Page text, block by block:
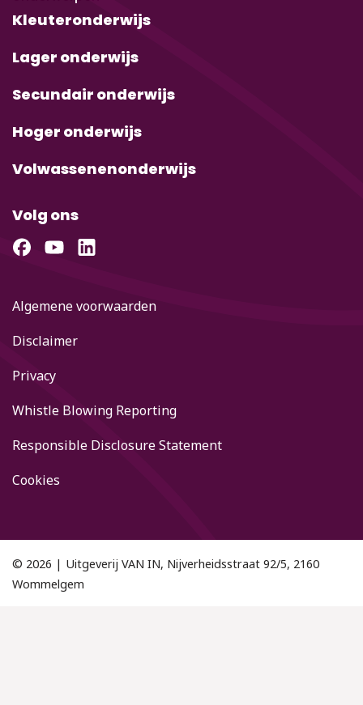
Kleuteronderwijs
Lager onderwijs
Secundair onderwijs
Hoger onderwijs
Volwassenenonderwijs
Volg ons
Algemene voorwaarden
Disclaimer
Privacy
Whistle Blowing Reporting
Responsible Disclosure Statement
Cookies
© 2026 | Uitgeverij VAN IN, Nijverheidsstraat 92/5, 2160
Wommelgem